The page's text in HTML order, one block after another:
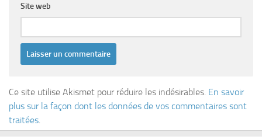
Site web
Ce site utilise Akismet pour réduire les indésirables. En savoir
plus sur la façon dont les données de vos commentaires sont
traitées